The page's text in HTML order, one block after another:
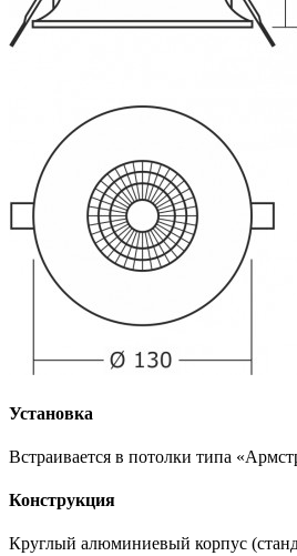
Установка
Встраивается в потолки типа
Конструкция
Круглый алюминиевый корпус